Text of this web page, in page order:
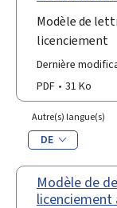
Modèle de
licenciement
Dernière
PDF
31 Ko
Autre(s) langue(s)
DE
Modèle de
licenciement